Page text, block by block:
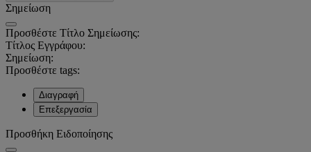
Σημείωση
Προσθέστε Τίτλο Σημείωσης:
Τίτλος Εγγράφου:
Σημείωση:
Προσθέστε tags:
Διαγραφή
Επεξεργασία
Προσθήκη Ειδοποίησης